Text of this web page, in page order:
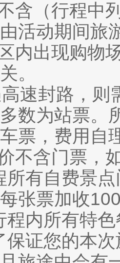
含（行程中
活动期间旅
内出现购物
。
速封路，则
数为站票。
票，费用自
不含门票，
所有自费景
张票加收
程内所有特
保证您的本